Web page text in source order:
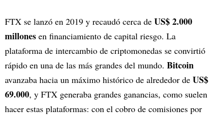
FTX se lanzó en 2019 y recaudó cerca de US$ 2.000
millones en financiamiento de capital riesgo. La
plataforma de intercambio de criptomonedas se convirtió
rápido en una de las más grandes del mundo. Bitcoin
avanzaba hacia un máximo histórico de alrededor de US$
69.000, y FTX generaba grandes ganancias, como suelen
hacer estas plataformas: con el cobro de comisiones por